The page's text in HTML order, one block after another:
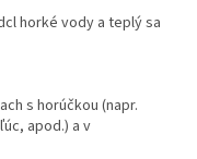
horké vody a teplý sa
s horúčkou (napr.
apod.) a v